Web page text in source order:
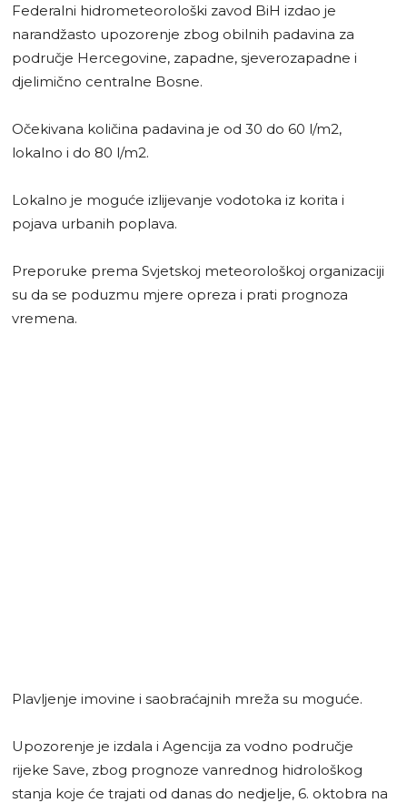
Federalni hidrometeorološki zavod BiH izdao je
narandžasto upozorenje zbog obilnih padavina za
područje Hercegovine, zapadne, sjeverozapadne i
djelimično centralne Bosne.
Očekivana količina padavina je od 30 do 60 l/m2,
lokalno i do 80 l/m2.
Lokalno je moguće izlijevanje vodotoka iz korita i
pojava urbanih poplava.
Preporuke prema Svjetskoj meteorološkoj organizaciji
su da se poduzmu mjere opreza i prati prognoza
vremena.
Plavljenje imovine i saobraćajnih mreža su moguće.
Upozorenje je izdala i Agencija za vodno područje
rijeke Save, zbog prognoze vanrednog hidrološkog
stanja koje će trajati od danas do nedjelje, 6. oktobra na